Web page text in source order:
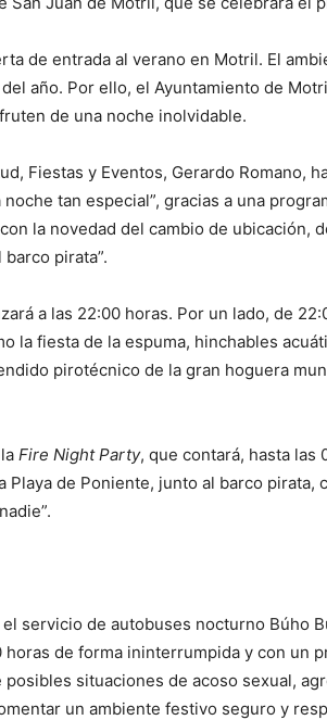
de entrada al verano en Motril. El
año. Por ello, el Ayuntamiento de
de una noche inolvidable.
Fiestas y Eventos, Gerardo Romano,
tan especial”, gracias a una
la novedad del cambio de ubicación,
pirata”.
a las 22:00 horas. Por un lado, de
la fiesta de la espuma, hinchables
pirotécnico de la gran hoguera
Fire Night Party, que contará, hasta las
de Poniente, junto al barco
servicio de autobuses nocturno Búho
de forma ininterrumpida y con un
situaciones de acoso sexual,
un ambiente festivo seguro y